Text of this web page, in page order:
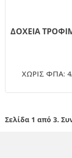
ΧΩΡΙΣ ΦΠΑ:
Σελίδα 1 από 3.